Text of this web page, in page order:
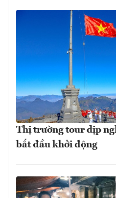
Thị trường tour dịp
bắt đầu khởi động